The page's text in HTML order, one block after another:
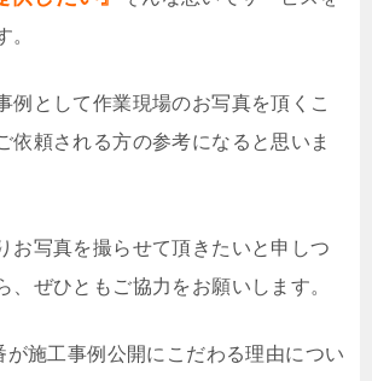
。
例として作業現場のお写真を頂くこ
依頼される方の参考になると思いま
お写真を撮らせて頂きたいと申しつ
、ぜひともご協力をお願いします。
が施工事例公開にこだわる理由につい